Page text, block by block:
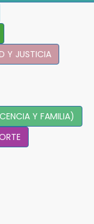
Y JUSTICIA
Y FAMILIA)